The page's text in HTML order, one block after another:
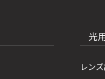
光
レン